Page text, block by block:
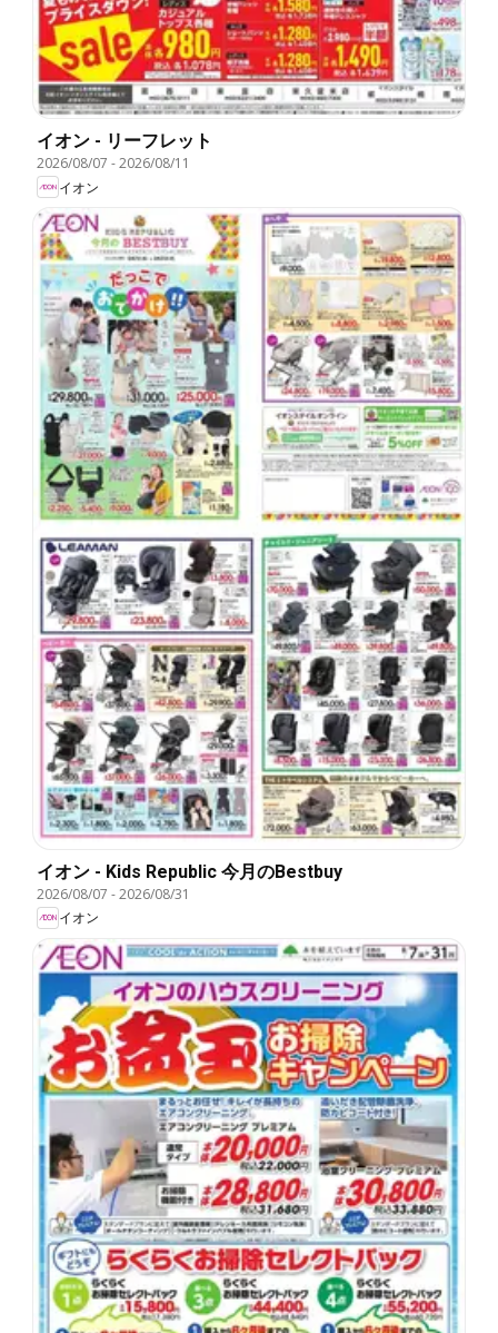
イオン - リーフレット
2026/08/07 -2026/08/11
イオン
イオン - Kids Republic 今月のBestbuy
2026/08/07 -2026/08/31
イオン